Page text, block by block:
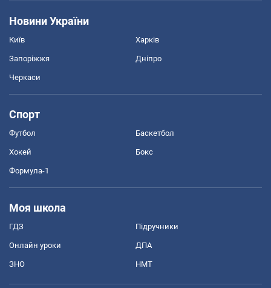
Новини України
Київ Харків
Запоріжжя Дніпро
Черкаси
Спорт
Футбол Баскетбол
Хокей Бокс
Формула-1
Моя школа
ГДЗ Підручники
Онлайн уроки ДПА
ЗНО НМТ